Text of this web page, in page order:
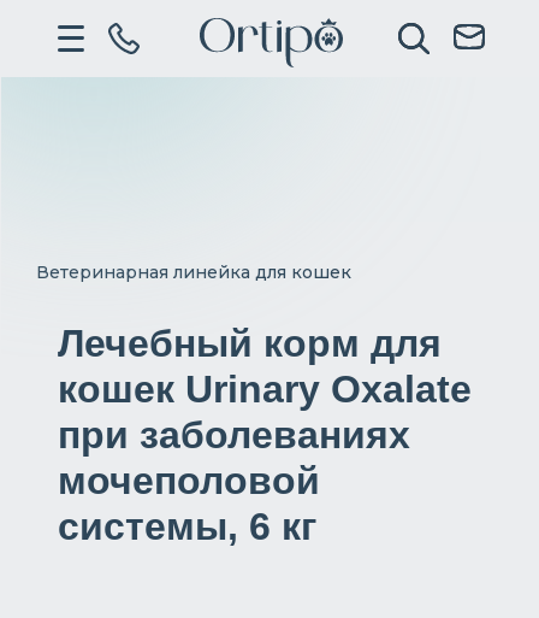
Ветеринарная линейка для кошек
Лечебный корм для
кошек Urinary Oxalate
при заболеваниях
мочеполовой
системы, 6 кг